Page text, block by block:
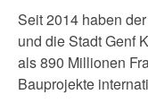
Seit 2014 haben
und die Stadt Genf
als 890 Millionen
Bauprojekte